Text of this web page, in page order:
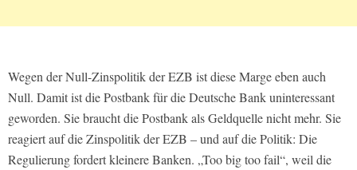
Wegen der Null-Zinspolitik der EZB ist diese Marge eben auch
Null. Damit ist die Postbank für die Deutsche Bank uninteressant
geworden. Sie braucht die Postbank als Geldquelle nicht mehr. Sie
reagiert auf die Zinspolitik der EZB – und auf die Politik: Die
Regulierung fordert kleinere Banken. „Too big too fail“, weil die